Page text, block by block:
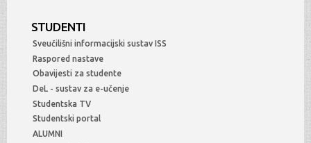
STUDENTI
Sveučilišni informacijski sustav ISS
Raspored nastave
Obavijesti za studente
DeL - sustav za e-učenje
Studentska TV
Studentski portal
ALUMNI